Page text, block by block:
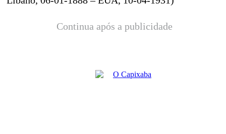
Continua após a publicidade